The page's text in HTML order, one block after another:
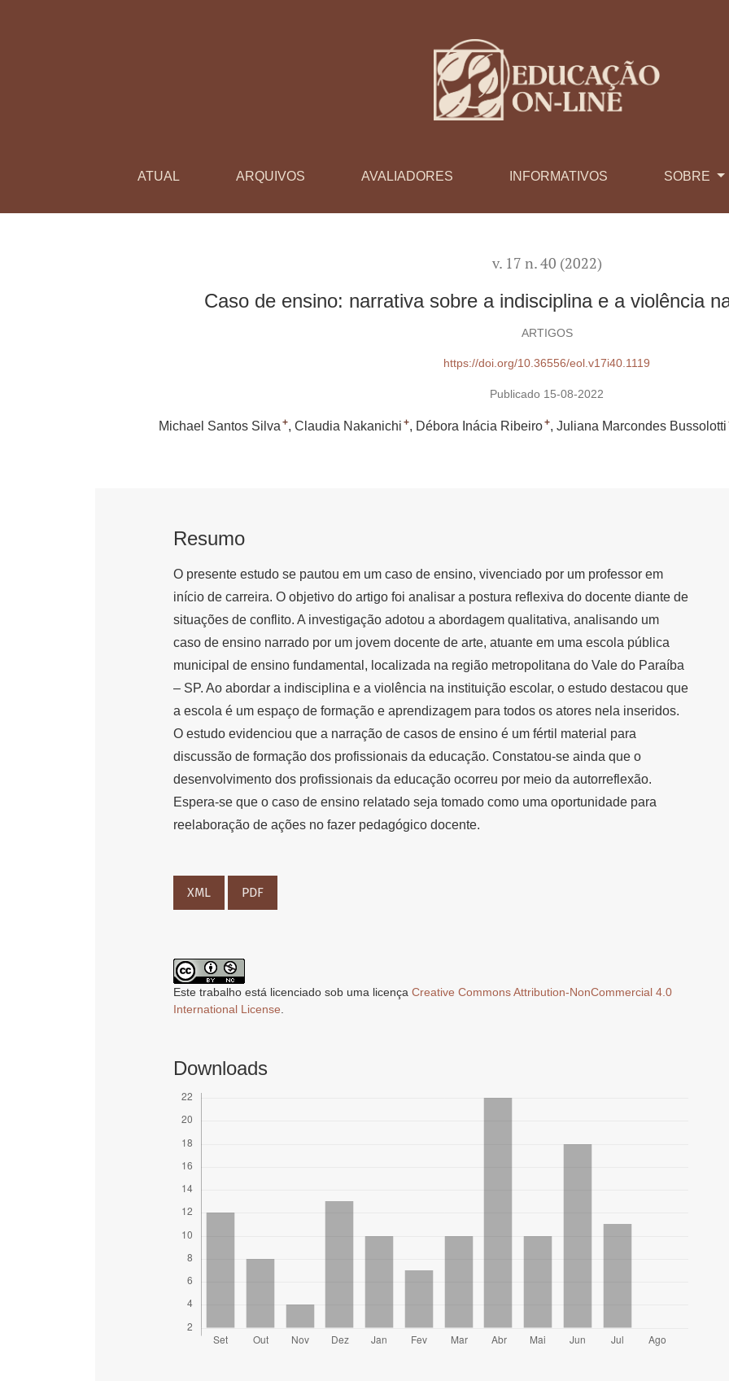
ATUAL ARQUIVOS AVALIADORES INFORMATIVOS SOBRE
v. 17 n. 40 (2022)
Caso de ensino: narrativa sobre a indisciplina e a violência
ARTIGOS
https://doi.org/10.36556/eol.v17i40.1119
Publicado 15-08-2022
Michael Santos Silva + Claudia Nakanichi + Débora Inácia Ribeiro+ Juliana Marcondes Bussolotti
Resumo
O presente estudo se pautou em um caso de ensino, vivenciado por um professor em
início de carreira. O objetivo do artigo foi analisar a postura reflexiva do docente diante de
situações de conflito. A investigação adotou a abordagem qualitativa, analisando um
caso de ensino narrado por um jovem docente de arte, atuante em uma escola pública
municipal de ensino fundamental, localizada na região metropolitana do Vale do Paraíba
– SP. Ao abordar a indisciplina e a violência na instituição escolar, o estudo destacou que
a escola é um espaço de formação e aprendizagem para todos os atores nela inseridos.
O estudo evidenciou que a narração de casos de ensino é um fértil material para
discussão de formação dos profissionais da educação. Constatou-se ainda que o
desenvolvimento dos profissionais da educação ocorreu por meio da autorreflexão.
Espera-se que o caso de ensino relatado seja tomado como uma oportunidade para
reelaboração de ações no fazer pedagógico docente.
XML PDF
Este trabalho está licenciado sob uma licença Creative Commons Attribution-NonCommercial 4.0
International License
Downloads